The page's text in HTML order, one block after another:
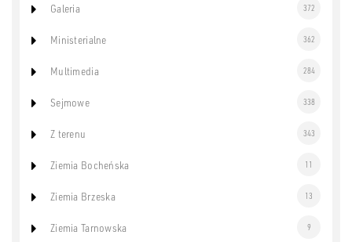
Galeria 372
Ministerialne 362
Multimedia 284
Sejmowe 338
Z terenu 343
Ziemia Bocheńska 11
Ziemia Brzeska 13
Ziemia Tarnowska 9